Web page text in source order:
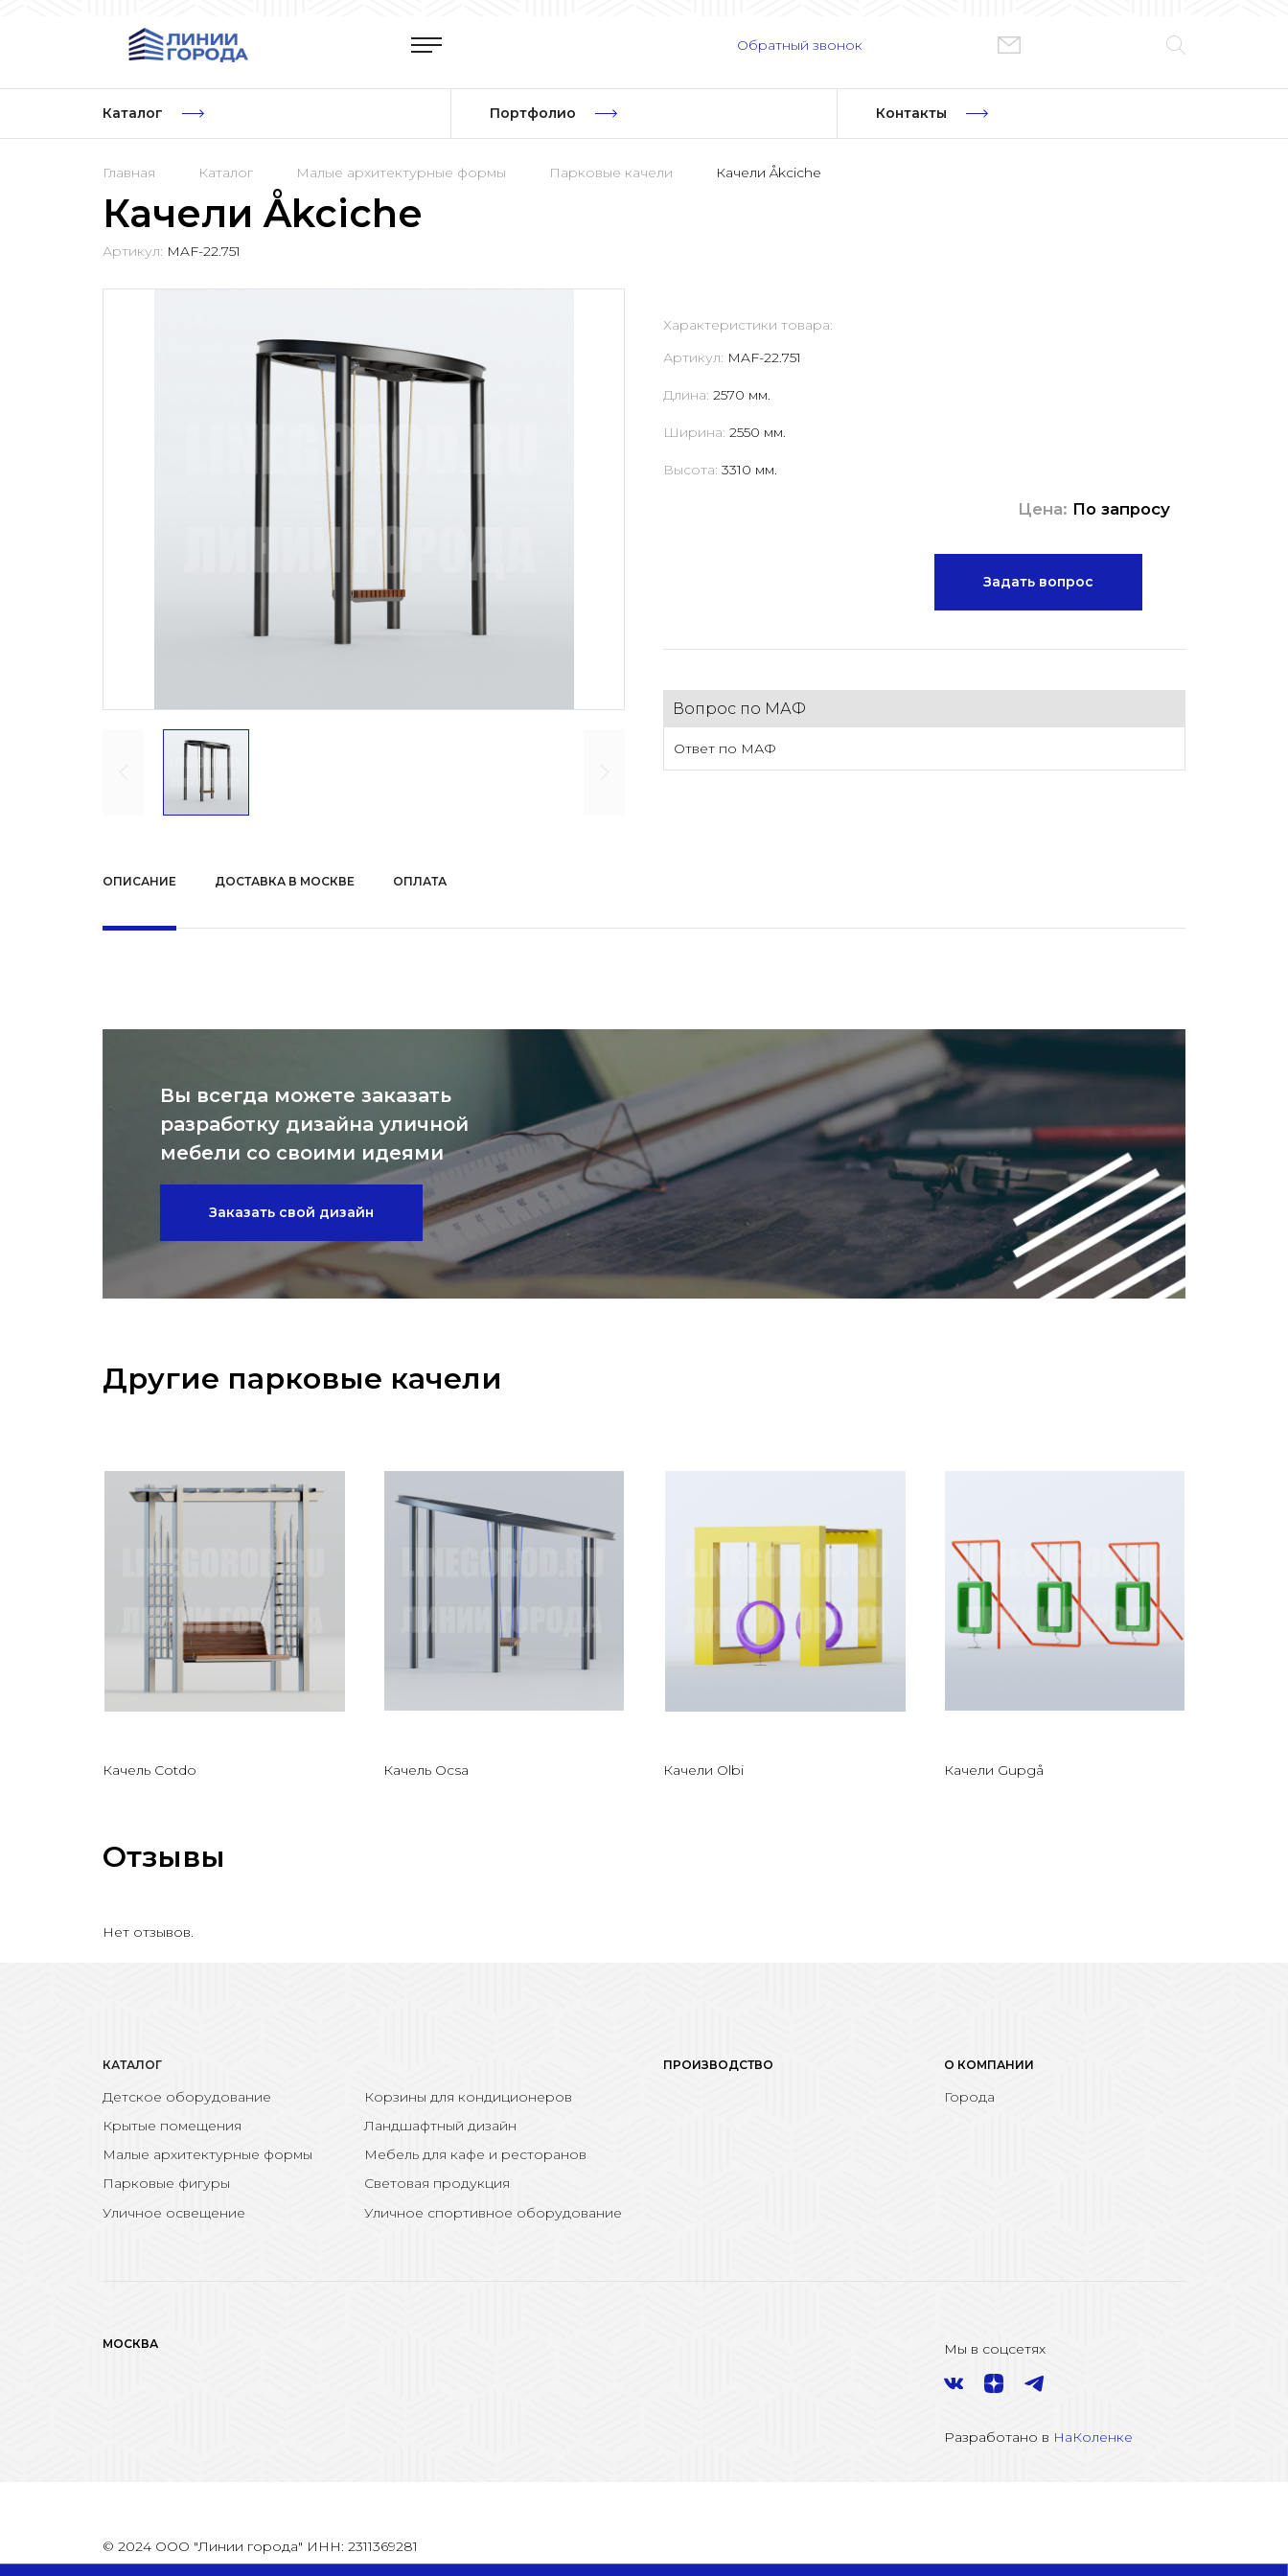
Обратный звонок
Каталог Портфолио Контакты
Главная Каталог Малые архитектурные формы Парковые качели Качели Åkciche
Качели Åkciche
Артикул: MAF-22.751
Характеристики товара:
Артикул: MAF-22.751
Длина: 2570 мм.
Ширина: 2550 мм.
Высота: 3310 мм.
Цена: По запросу
Задать вопрос
Вопрос по МАФ
Ответ по МАФ
ОПИСАНИЕ ДОСТАВКА В МОСКВЕ ОПЛАТА
Вы всегда можете заказать
разработку дизайна уличной
мебели со своими идеями
Заказать свой дизайн
Другие парковые качели
Качель Cotdo Качель Ocsa Качели Olbi Качели Gupgå
Отзывы
Нет отзывов.
КАТАЛОГ
Детское оборудование
Корзины для кондиционеров
Крытые помещения
Ландшафтный дизайн
Малые архитектурные формы
Мебель для кафе и ресторанов
Парковые фигуры
Световая продукция
Уличное освещение
Уличное спортивное оборудование
ПРОИЗВОДСТВО О КОМПАНИИ
Города
МОСКВА Мы в соцсетях
Разработано в НаКоленке
© 2024 ООО "Линии города" ИНН: 2311369281